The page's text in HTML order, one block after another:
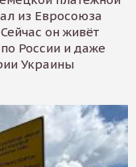
из Евросоюза
он живёт
России и даже
Украины